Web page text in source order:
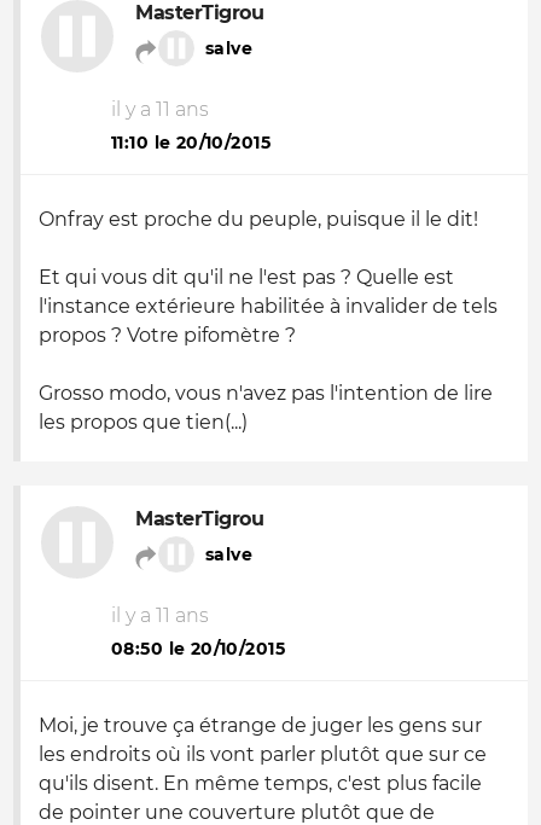
MasterTigrou
salve
il y a 11 ans
11:10 le 20/10/2015
Onfray est proche du peuple, puisque il le dit!
Et qui vous dit qu'il ne l'est pas ? Quelle est
l'instance extérieure habilitée à invalider de tels
propos ? Votre pifomètre ?
Grosso modo, vous n'avez pas l'intention de lire
les propos que tien(...)
MasterTigrou
salve
il y a 11 ans
08:50 le 20/10/2015
Moi, je trouve ça étrange de juger les gens sur
les endroits où ils vont parler plutôt que sur ce
qu'ils disent. En même temps, c'est plus facile
de pointer une couverture plutôt que de